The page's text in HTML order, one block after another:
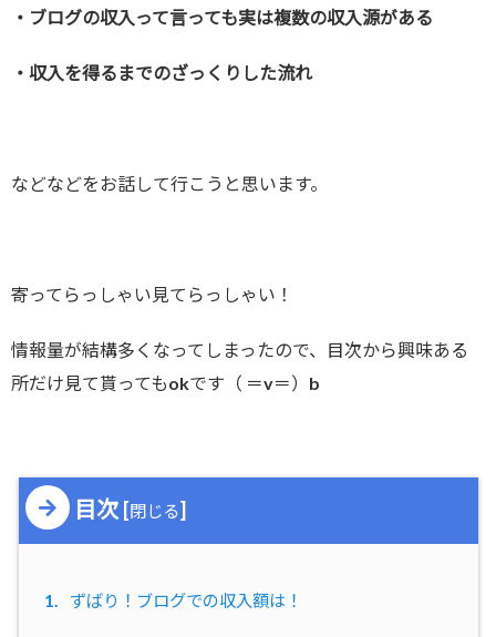
・ブログの収入って言っても実は複数の収入源がある
・収入を得るまでのざっくりした流れ
などなどをお話して行こうと思います。
寄ってらっしゃい見てらっしゃい！
情報量が結構多くなってしまったので、目次から興味ある
所だけ見て貰ってもokです（ ＝v＝）b
目次 [閉じる]
1. ずばり！ブログでの収入額は！